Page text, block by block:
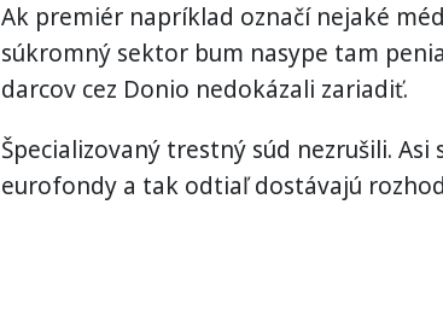
Ak premiér napríklad označí nejaké
súkromný sektor bum nasype tam
darcov cez Donio nedokázali zariadiť.
Špecializovaný trestný súd nezrušili. Asi
eurofondy a tak odtiaľ dostávajú